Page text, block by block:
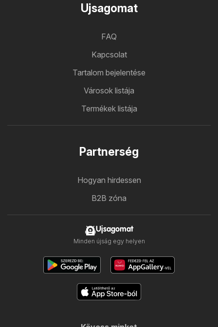
Ujsagomat
FAQ
Kapcsolat
Tartalom bejelentése
Városok listája
Termékek listája
Partnerség
Hogyan hirdessen
B2B zóna
Ujsagomat
Minden újság egy helyen